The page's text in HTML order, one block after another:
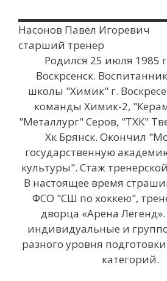
Насонов Павел Игоревич
старший тренер
Родился 25 июля 1985
Воскрсенск.
школы "Химик" г.
команды Химик-2,
"Металлург" Серов, "ТХК"
Хк Брянск. Окончил
государственную
культуры". Стаж
В настоящее время
ФСО "СШ по хоккею",
дворца «Арена
индивидуальные и
разного уровня
категорий.